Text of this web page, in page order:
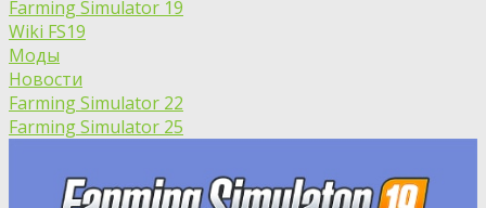
Farming Simulator 19
Wiki FS19
Моды
Новости
Farming Simulator 22
Farming Simulator 25